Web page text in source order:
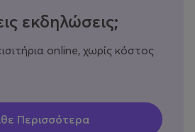
εκδηλώσεις;
online, χωρίς κόστος